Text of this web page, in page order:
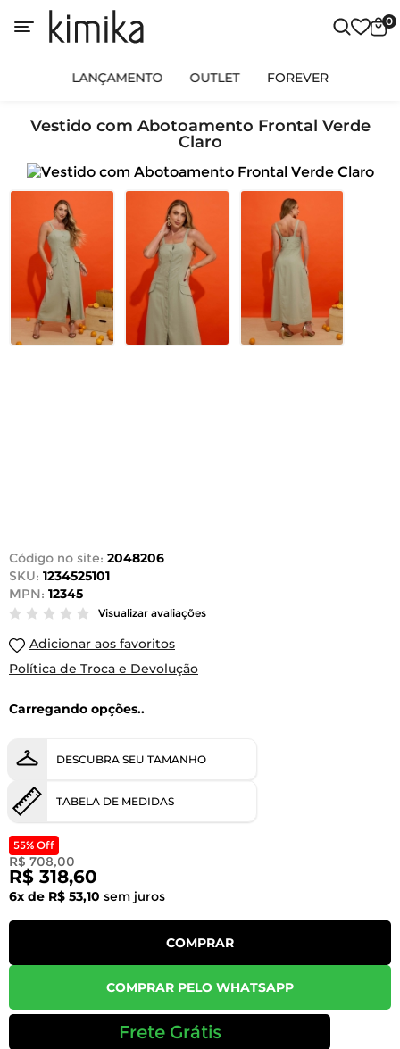
0
LANÇAMENTO OUTLET FOREVER
Vestido com Abotoamento Frontal Verde
Claro
Código no site: 2048206
SKU: 1234525101
MPN: 12345
Visualizar avaliações
Adicionar aos favoritos
Política de Troca e Devolução
Carregando opções..
DESCUBRA SEU TAMANHO
TABELA DE MEDIDAS
55% Off
R$ 708,00
R$ 318,60
6x de R$ 53,10 sem juros
COMPRAR
COMPRAR PELO WHATSAPP
Frete Grátis